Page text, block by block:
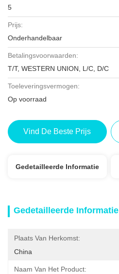
5
Prijs:
Onderhandelbaar
Betalingsvoorwaarden:
T/T, WESTERN UNION, L/C, D/C
Toeleveringsvermogen:
Op voorraad
Vind De Beste Prijs
Gedetailleerde Informatie
Gedetailleerde Informatie
Plaats Van Herkomst:
China
Naam Van Het Product: